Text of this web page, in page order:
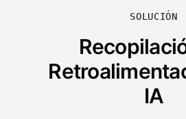
SOLUCIÓN
IA